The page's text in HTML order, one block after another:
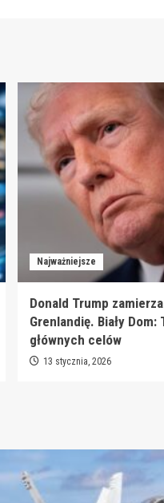
Najważniejsze
Donald Trump
Grenlandię. Biały Dom:
głównych celów
13 stycznia, 2026